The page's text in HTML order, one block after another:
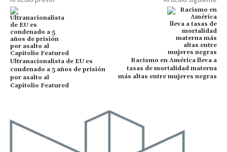
Ultranacionalista de EU es
condenado a 5 años de prisión
por asalto al
Capitolio Featured
Racismo en América lleva a
tasas de mortalidad materna
más altas entre mujeres negras